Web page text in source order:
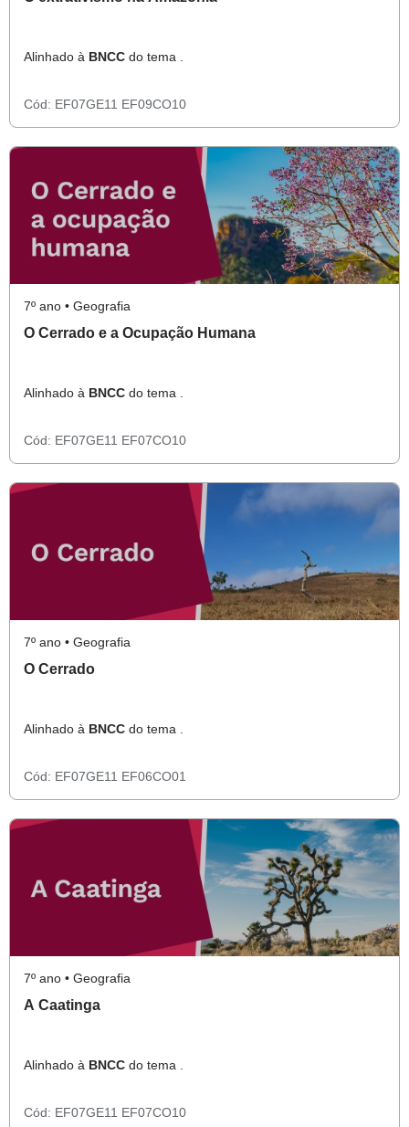
Alinhado à BNCC do tema .
Cód: EF07GE11 EF09CO10
7º ano • Geografia
O Cerrado e a Ocupação Humana
Alinhado à BNCC do tema .
Cód: EF07GE11 EF07CO10
7º ano • Geografia
O Cerrado
Alinhado à BNCC do tema .
Cód: EF07GE11 EF06CO01
7º ano • Geografia
A Caatinga
Alinhado à BNCC do tema .
Cód: EF07GE11 EF07CO10